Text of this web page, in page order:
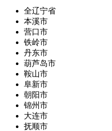
全辽宁省
本溪市
营口市
铁岭市
丹东市
葫芦岛市
鞍山市
阜新市
朝阳市
锦州市
大连市
抚顺市